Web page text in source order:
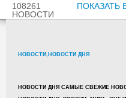
ПОКАЗАТЬ
108261
НОВОСТИ
НОВОСТИ,НОВОСТИ ДНЯ
НОВОСТИ ДНЯ САМЫЕ СВЕЖИЕ